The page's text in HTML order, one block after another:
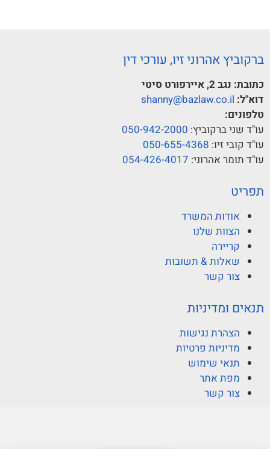
ברקוביץ אהרוני זיו, עורכי דין
כתובת: נגב 2, איירפורט סיטי
דוא"ל: shanny@bazlaw.co.il
טלפונים:
עו"ד שני ברקוביץ: 050-942-2000
עו"ד קובי זיו: 050-655-4368
עו"ד תומר אהרוני: 054-426-4017
תפריט
אודות המשרד
הצוות שלנו
קריירה
שאלות & תשובות
צור קשר
תנאים ומדיניות
הצהרת נגישות
מדיניות פרטיות
תנאי שימוש
מפת אתר
צור קשר